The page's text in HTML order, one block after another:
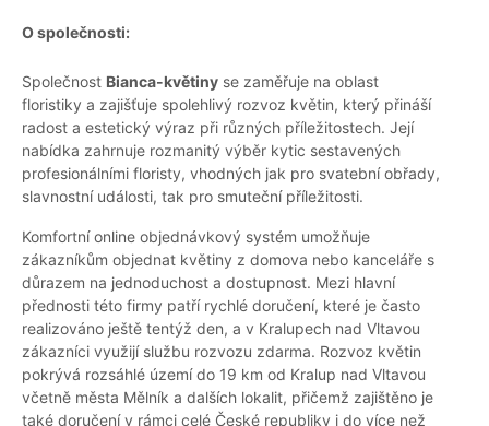
O společnosti:
Společnost Bianca-květiny se zaměřuje na oblast
floristiky a zajišťuje spolehlivý rozvoz květin, který přináší
radost a estetický výraz při různých příležitostech. Její
nabídka zahrnuje rozmanitý výběr kytic sestavených
profesionálními floristy, vhodných jak pro svatební obřady,
slavnostní události, tak pro smuteční příležitosti.
Komfortní online objednávkový systém umožňuje
zákazníkům objednat květiny z domova nebo kanceláře s
důrazem na jednoduchost a dostupnost. Mezi hlavní
přednosti této firmy patří rychlé doručení, které je často
realizováno ještě tentýž den, a v Kralupech nad Vltavou
zákazníci využijí službu rozvozu zdarma. Rozvoz květin
pokrývá rozsáhlé území do 19 km od Kralup nad Vltavou
včetně města Mělník a dalších lokalit, přičemž zajištěno je
také doručení v rámci celé České republiky i do více než